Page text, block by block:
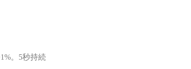
。5秒持続